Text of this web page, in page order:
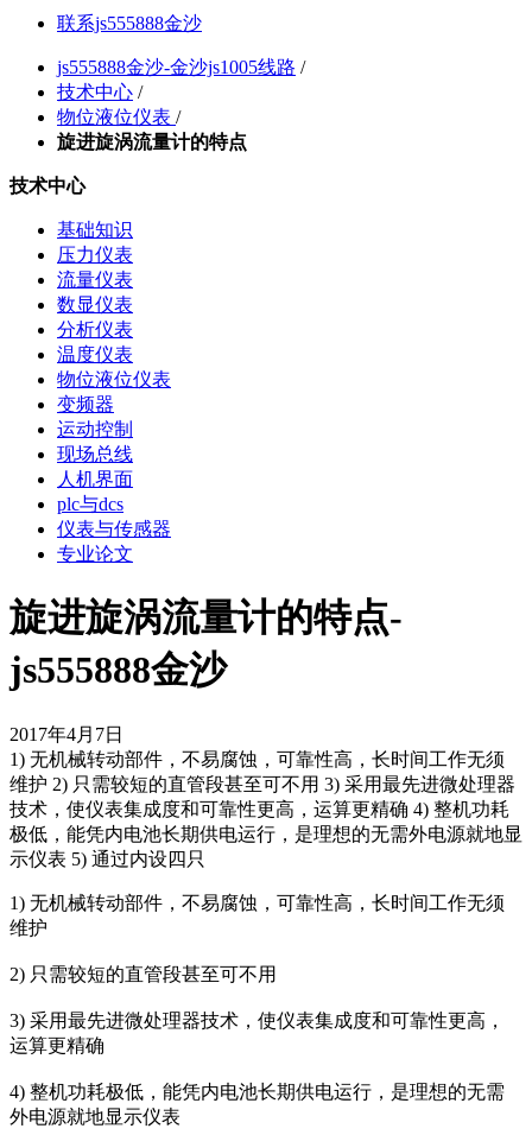
联系js555888金沙
js555888金沙-金沙js1005线路 /
技术中心 /
物位液位仪表 /
旋进旋涡流量计的特点
技术中心
基础知识
压力仪表
流量仪表
数显仪表
分析仪表
温度仪表
物位液位仪表
变频器
运动控制
现场总线
人机界面
plc与dcs
仪表与传感器
专业论文
旋进旋涡流量计的特点-
js555888金沙
2017年4月7日
1) 无机械转动部件，不易腐蚀，可靠性高，长时间工作无须
维护 2) 只需较短的直管段甚至可不用 3) 采用最先进微处理器
技术，使仪表集成度和可靠性更高，运算更精确 4) 整机功耗
极低，能凭内电池长期供电运行，是理想的无需外电源就地显
示仪表 5) 通过内设四只
1) 无机械转动部件，不易腐蚀，可靠性高，长时间工作无须
维护
2) 只需较短的直管段甚至可不用
3) 采用最先进微处理器技术，使仪表集成度和可靠性更高，
运算更精确
4) 整机功耗极低，能凭内电池长期供电运行，是理想的无需
外电源就地显示仪表